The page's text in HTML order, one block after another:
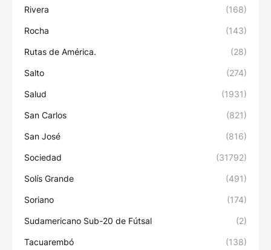
Rivera (168)
Rocha (143)
Rutas de América. (28)
Salto (274)
Salud (1931)
San Carlos (821)
San José (816)
Sociedad (31792)
Solís Grande (491)
Soriano (174)
Sudamericano Sub-20 de Fútsal (2)
Tacuarembó (138)